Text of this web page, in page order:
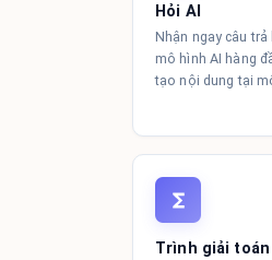
Hỏi AI
Nhận ngay câu
mô hình AI hàng
tạo nội dung tại
Trình giải toán